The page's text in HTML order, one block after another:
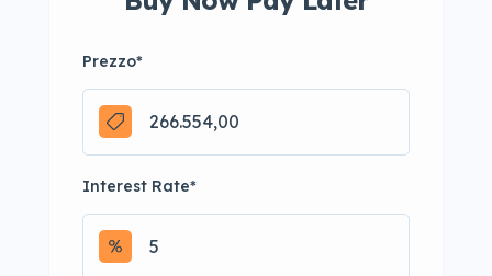
Prezzo*
Interest Rate*